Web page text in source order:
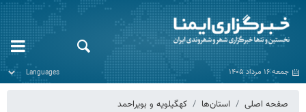
جمعه ۱۶ مرداد ۱۴۰۵
صفحه اصلی استان‌ها کهگیلویه و بویراحمد